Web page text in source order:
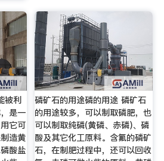
被利
是一
它可
造黄
酸盐
磷矿石的用途磷的用途 磷矿石
的用途较多，可以制取磷肥，也
可以制取纯磷(黄磷、赤磷)、磷
酸及其它化工原料。含氟的磷矿
石，在制肥过程中，还可以回收